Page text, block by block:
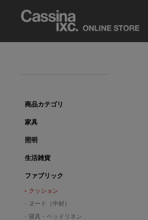
商品カテゴリ
家具
照明
生活雑貨
ファブリック
クッション
ヌード（中材）
寝具・ベッドリネン